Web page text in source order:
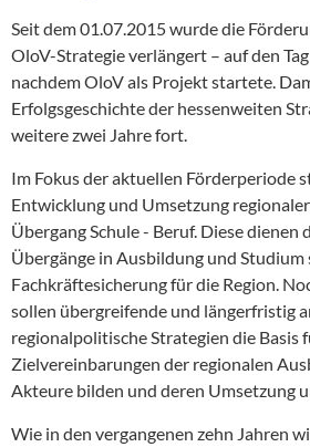
Seit dem 01.07.2015 wurde die
OloV-Strategie verlängert – auf den
nachdem OloV als Projekt startete.
Erfolgsgeschichte der hessenweiten
weitere zwei Jahre fort.
Im Fokus der aktuellen Förderperiode
Entwicklung und Umsetzung
Übergang Schule - Beruf. Diese
Übergänge in Ausbildung und Studium
Fachkräftesicherung für die Region.
sollen übergreifende und längerfristig
regionalpolitische Strategien die Basis
Zielvereinbarungen der regionalen
Akteure bilden und deren Umsetzung
Wie in den vergangenen zehn Jahren